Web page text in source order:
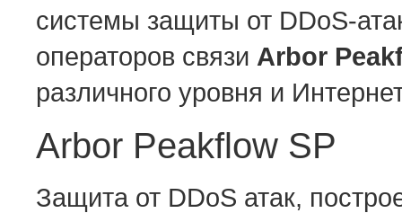
системы защиты от DDoS-
операторов связи Arbor
различного уровня и
Arbor Peakflow SP
Защита от DDoS атак,